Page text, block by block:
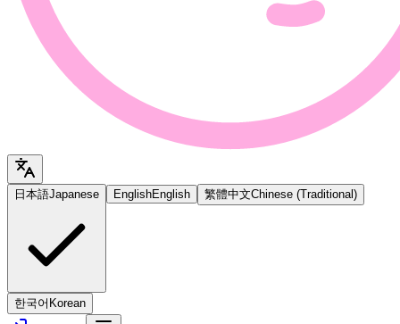
日本語Japanese EnglishEnglish 繁體中文Chinese (Traditional)
한국어 Korean